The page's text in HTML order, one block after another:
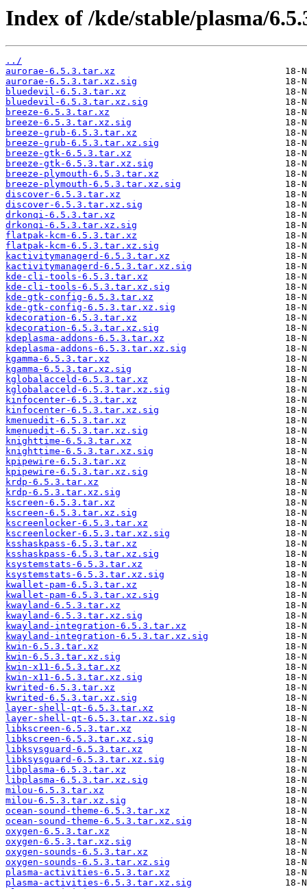
Index of /kde/stable/plasma/
../
aurorae-6.5.3.tar.xz
aurorae-6.5.3.tar.xz.sig
bluedevil-6.5.3.tar.xz
bluedevil-6.5.3.tar.xz.sig
breeze-6.5.3.tar.xz
breeze-6.5.3.tar.xz.sig
breeze-grub-6.5.3.tar.xz
breeze-grub-6.5.3.tar.xz.sig
breeze-gtk-6.5.3.tar.xz
breeze-gtk-6.5.3.tar.xz.sig
breeze-plymouth-6.5.3.tar.xz
breeze-plymouth-6.5.3.tar.xz.sig
discover-6.5.3.tar.xz
discover-6.5.3.tar.xz.sig
drkonqi-6.5.3.tar.xz
drkonqi-6.5.3.tar.xz.sig
flatpak-kcm-6.5.3.tar.xz
flatpak-kcm-6.5.3.tar.xz.sig
kactivitymanagerd-6.5.3.tar.xz
kactivitymanagerd-6.5.3.tar.xz.sig
kde-cli-tools-6.5.3.tar.xz
kde-cli-tools-6.5.3.tar.xz.sig
kde-gtk-config-6.5.3.tar.xz
kde-gtk-config-6.5.3.tar.xz.sig
kdecoration-6.5.3.tar.xz
kdecoration-6.5.3.tar.xz.sig
kdeplasma-addons-6.5.3.tar.xz
kdeplasma-addons-6.5.3.tar.xz.sig
kgamma-6.5.3.tar.xz
kgamma-6.5.3.tar.xz.sig
kglobalacceld-6.5.3.tar.xz
kglobalacceld-6.5.3.tar.xz.sig
kinfocenter-6.5.3.tar.xz
kinfocenter-6.5.3.tar.xz.sig
kmenuedit-6.5.3.tar.xz
kmenuedit-6.5.3.tar.xz.sig
knighttime-6.5.3.tar.xz
knighttime-6.5.3.tar.xz.sig
kpipewire-6.5.3.tar.xz
kpipewire-6.5.3.tar.xz.sig
krdp-6.5.3.tar.xz
krdp-6.5.3.tar.xz.sig
kscreen-6.5.3.tar.xz
kscreen-6.5.3.tar.xz.sig
kscreenlocker-6.5.3.tar.xz
kscreenlocker-6.5.3.tar.xz.sig
ksshaskpass-6.5.3.tar.xz
ksshaskpass-6.5.3.tar.xz.sig
ksystemstats-6.5.3.tar.xz
ksystemstats-6.5.3.tar.xz.sig
kwallet-pam-6.5.3.tar.xz
kwallet-pam-6.5.3.tar.xz.sig
kwayland-6.5.3.tar.xz
kwayland-6.5.3.tar.xz.sig
kwayland-integration-6.5.3.tar.xz
kwayland-integration-6.5.3.tar.xz.sig
kwin-6.5.3.tar.xz
kwin-6.5.3.tar.xz.sig
kwin-x11-6.5.3.tar.xz
kwin-x11-6.5.3.tar.xz.sig
kwrited-6.5.3.tar.xz
kwrited-6.5.3.tar.xz.sig
layer-shell-qt-6.5.3.tar.xz
layer-shell-qt-6.5.3.tar.xz.sig
libkscreen-6.5.3.tar.xz
libkscreen-6.5.3.tar.xz.sig
libksysguard-6.5.3.tar.xz
libksysguard-6.5.3.tar.xz.sig
libplasma-6.5.3.tar.xz
libplasma-6.5.3.tar.xz.sig
milou-6.5.3.tar.xz
milou-6.5.3.tar.xz.sig
ocean-sound-theme-6.5.3.tar.xz
ocean-sound-theme-6.5.3.tar.xz.sig
oxygen-6.5.3.tar.xz
oxygen-6.5.3.tar.xz.sig
oxygen-sounds-6.5.3.tar.xz
oxygen-sounds-6.5.3.tar.xz.sig
plasma-activities-6.5.3.tar.xz
plasma-activities-6.5.3.tar.xz.sig